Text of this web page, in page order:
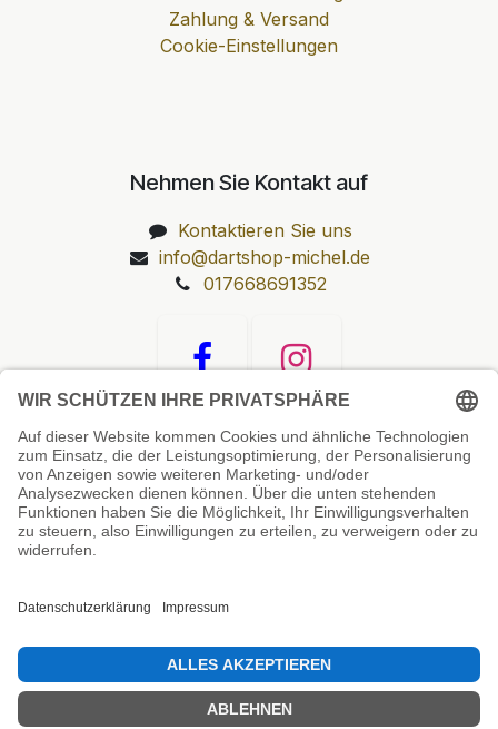
Zahlung & Versand
Cookie-Einstellungen
Nehmen Sie Kontakt auf
Kontaktieren Sie uns
info@dartshop-michel.de
017668691352
Unsere Prüfsiegel